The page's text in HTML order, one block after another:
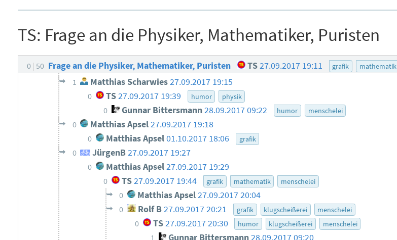
TS: Frage an die Physiker, Mathematiker, Puristen
0 50 Frage an die Physiker, Mathematiker, Puristen TS27.09.2017 19:11 grafik mathematik
1 Matthias Scharwies27.09.2017 19:15
0 TS27.09.2017 19:39 humor physik
0 Gunnar Bittersmann28.09.2017 09:22 humor menschelei
0 Matthias Apsel27.09.2017 19:18
0 Matthias Apsel01.10.2017 18:06 grafik
0 JürgenB 27.09.2017 19:27
0 Matthias Apsel27.09.2017 19:29
0 TS27.09.2017 19:44 grafik mathematik menschelei
0 Matthias Apsel27.09.2017 20:04
0 Rolf B 27.09.2017 20:21 grafik klugscheißerei menschelei
0 TS 27.09.2017 20:30 humor klugscheißerei menschelei
1 Gunnar Bittersmann28.09.2017 09:20